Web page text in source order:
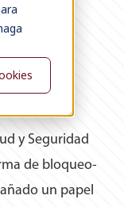
y Seguridad
de bloqueo-
un papel